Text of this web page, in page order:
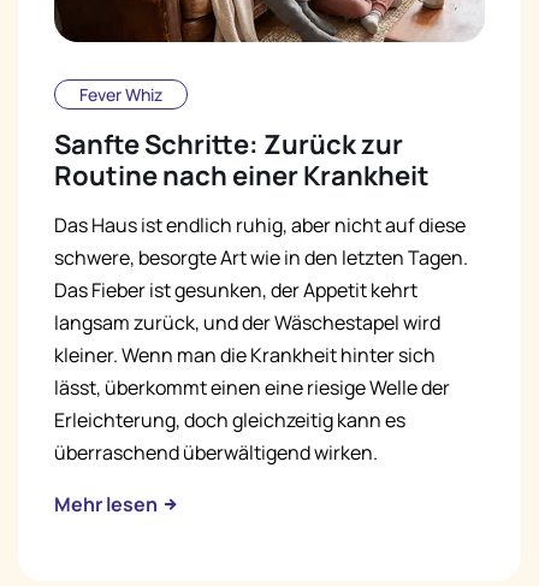
Fever Whiz
Sanfte Schritte: Zurück zur
Routine nach einer Krankheit
Das Haus ist endlich ruhig, aber nicht auf diese
schwere, besorgte Art wie in den letzten Tagen.
Das Fieber ist gesunken, der Appetit kehrt
langsam zurück, und der Wäschestapel wird
kleiner. Wenn man die Krankheit hinter sich
lässt, überkommt einen eine riesige Welle der
Erleichterung, doch gleichzeitig kann es
überraschend überwältigend wirken.
Mehr lesen